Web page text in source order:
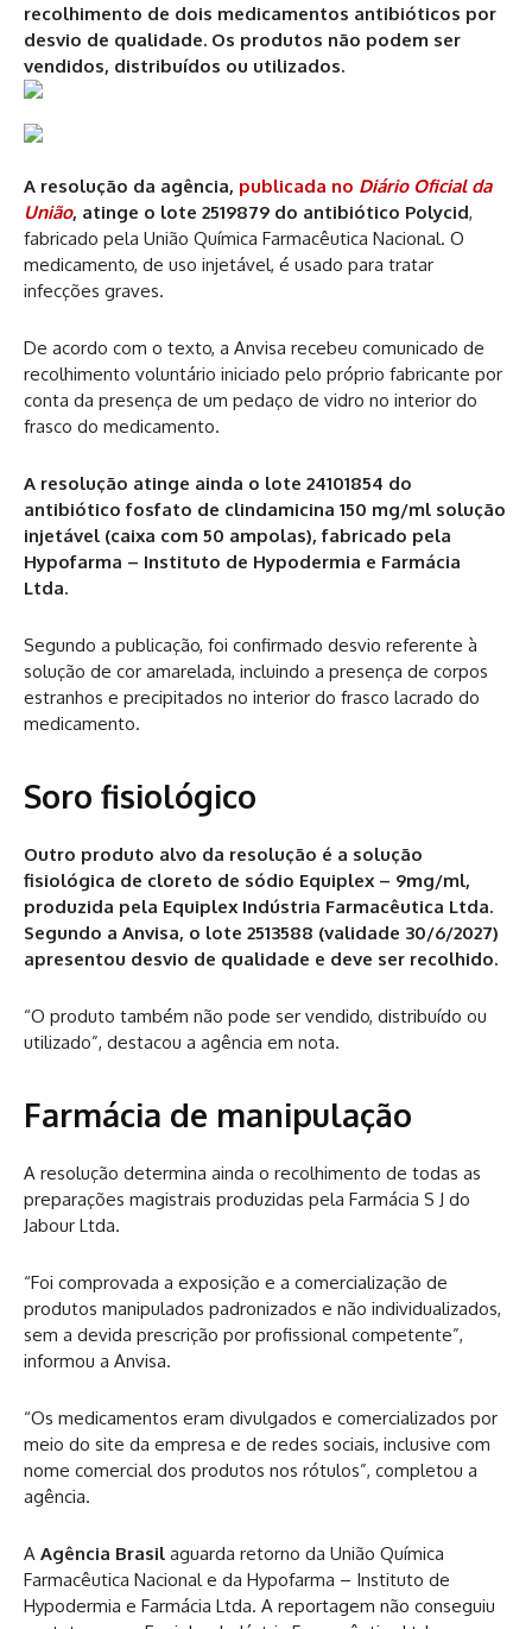
recolhimento de dois medicamentos antibióticos por
desvio de qualidade. Os produtos não podem ser
vendidos, distribuídos ou utilizados.
A resolução da agência, publicada no Diário Oficial da
União, atinge o lote 2519879 do antibiótico Polycid,
fabricado pela União Química Farmacêutica Nacional. O
medicamento, de uso injetável, é usado para tratar
infecções graves.
De acordo com o texto, a Anvisa recebeu comunicado de
recolhimento voluntário iniciado pelo próprio fabricante por
conta da presença de um pedaço de vidro no interior do
frasco do medicamento.
A resolução atinge ainda o lote 24101854 do
antibiótico fosfato de clindamicina 150 mg/ml solução
injetável (caixa com 50 ampolas), fabricado pela
Hypofarma – Instituto de Hypodermia e Farmácia
Ltda.
Segundo a publicação, foi confirmado desvio referente à
solução de cor amarelada, incluindo a presença de corpos
estranhos e precipitados no interior do frasco lacrado do
medicamento.
Soro fisiológico
Outro produto alvo da resolução é a solução
fisiológica de cloreto de sódio Equiplex – 9mg/ml,
produzida pela Equiplex Indústria Farmacêutica Ltda.
Segundo a Anvisa, o lote 2513588 (validade 30/6/2027)
apresentou desvio de qualidade e deve ser recolhido.
“O produto também não pode ser vendido, distribuído ou
utilizado”, destacou a agência em nota.
Farmácia de manipulação
A resolução determina ainda o recolhimento de todas as
preparações magistrais produzidas pela Farmácia S J do
Jabour Ltda.
“Foi comprovada a exposição e a comercialização de
produtos manipulados padronizados e não individualizados,
sem a devida prescrição por profissional competente”,
informou a Anvisa.
“Os medicamentos eram divulgados e comercializados por
meio do site da empresa e de redes sociais, inclusive com
nome comercial dos produtos nos rótulos”, completou a
agência.
A Agência Brasil aguarda retorno da União Química
Farmacêutica Nacional e da Hypofarma – Instituto de
Hypodermia e Farmácia Ltda. A reportagem não conseguiu